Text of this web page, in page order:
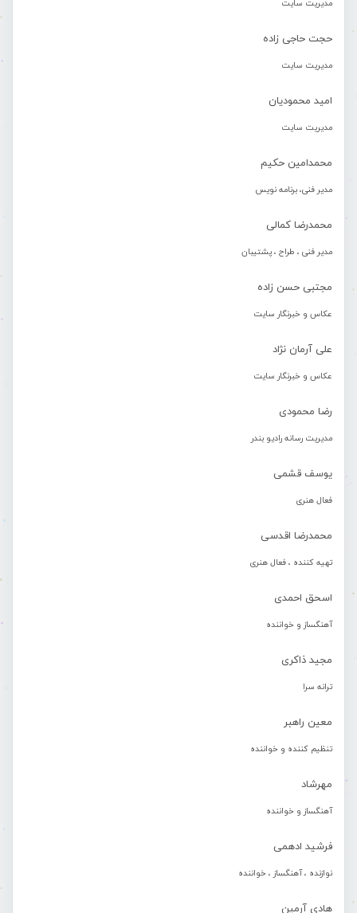
مدیریت سایت
حجت حاجی زاده
مدیریت سایت
امید محمودیان
مدیریت سایت
محمدامین حکیم
مدیر فنی، برنامه نویس
محمدرضا کمالی
مدیر فنی ، طراح ، پشتیبان
مجتبی حسن زاده
عکاس و خبرنگار سایت
علی آرمان نژاد
عکاس و خبرنگار سایت
رضا محمودی
مدیریت رسانه رادیو بندر
یوسف قشمی
فعال هنری
محمدرضا اقدسی
تهیه کننده ، فعال هنری
اسحق احمدی
آهنگساز و خواننده
مجید ذاکری
ترانه سرا
معین راهبر
تنظیم کننده و خواننده
مهرشاد
آهنگساز و خواننده
فرشید ادهمی
نوازنده ، آهنگساز ، خواننده
هادی آرمین